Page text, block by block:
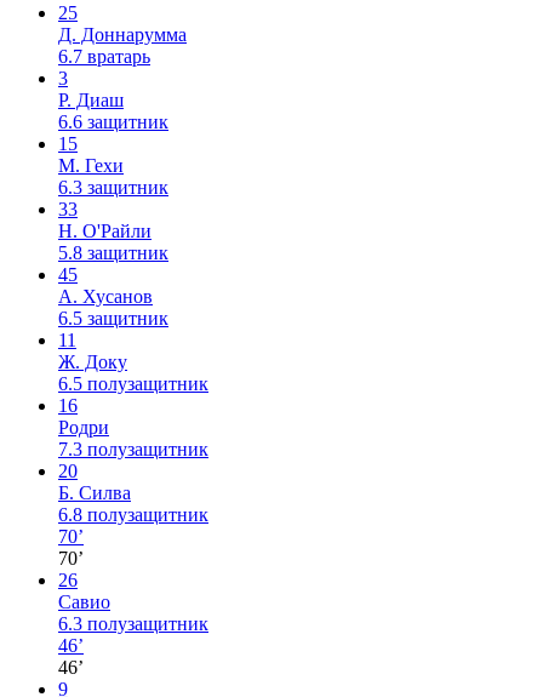
25
Д. Доннарумма
6.7 вратарь
3
Р. Диаш
6.6 защитник
15
М. Гехи
6.3 защитник
33
Н. О'Райли
5.8 защитник
45
А. Хусанов
6.5 защитник
11
Ж. Доку
6.5 полузащитник
16
Родри
7.3 полузащитник
20
Б. Силва
6.8 полузащитник
70’
70’
26
Савио
6.3 полузащитник
46’
46’
9